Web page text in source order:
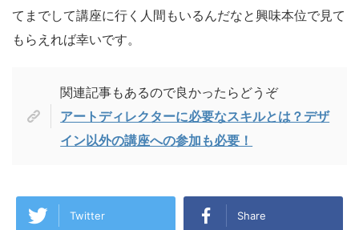
てまでして講座に行く人間もいるんだなと興味本位で見て
もらえれば幸いです。
関連記事もあるので良かったらどうぞ
アートディレクターに必要なスキルとは？デザ
イン以外の講座への参加も必要！
Twitter Share